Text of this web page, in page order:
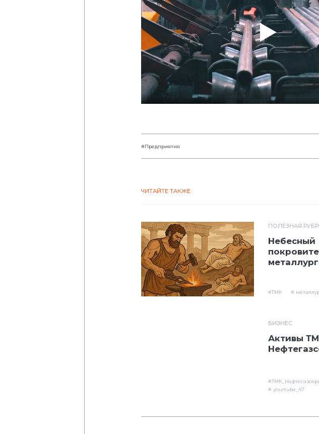
#Предприятия
ЧИТАЙТЕ ТАКЖЕ
ПОЛЕЗНАЯ
Небесный
#ТМК #
БИЗНЕС
Активы
# yourtube_47